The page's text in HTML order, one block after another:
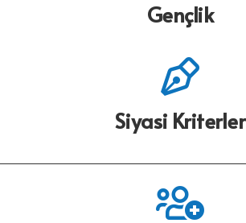
Gençlik
Siyasi Kriterler